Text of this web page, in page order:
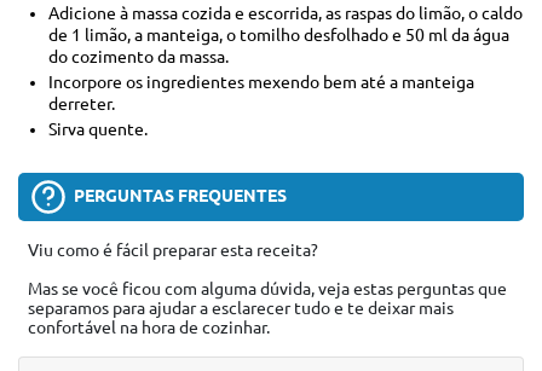
Adicione à massa cozida e escorrida, as raspas do limão, o caldo
de 1 limão, a manteiga, o tomilho desfolhado e 50 ml da água
do cozimento da massa.
Incorpore os ingredientes mexendo bem até a manteiga
derreter.
Sirva quente.
PERGUNTAS FREQUENTES
Viu como é fácil preparar esta receita?
Mas se você ficou com alguma dúvida, veja estas perguntas que
separamos para ajudar a esclarecer tudo e te deixar mais
confortável na hora de cozinhar.